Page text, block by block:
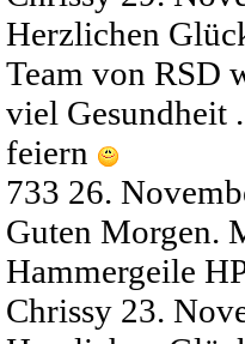
Herzlichen
Team von RSD
viel Gesundheit
feiern
733 26.
Guten Morgen.
Hammergeile
Chrissy 23.